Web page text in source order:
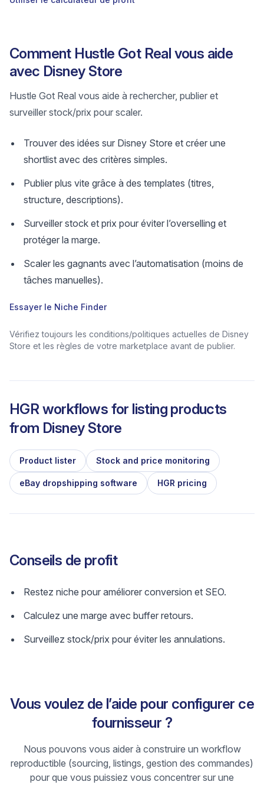
Comment Hustle Got Real vous aide
avec Disney Store
Hustle Got Real vous aide à rechercher, publier et
surveiller stock/prix pour scaler.
Trouver des idées sur Disney Store et créer une
shortlist avec des critères simples.
Publier plus vite grâce à des templates (titres,
structure, descriptions).
Surveiller stock et prix pour éviter l’overselling et
protéger la marge.
Scaler les gagnants avec l’automatisation (moins de
tâches manuelles).
Essayer le Niche Finder
Vérifiez toujours les conditions/politiques actuelles de Disney
Store et les règles de votre marketplace avant de publier.
HGR workflows for listing products
from Disney Store
Product lister Stock and price monitoring
eBay dropshipping software HGR pricing
Conseils de profit
Restez niche pour améliorer conversion et SEO.
Calculez une marge avec buffer retours.
Surveillez stock/prix pour éviter les annulations.
Vous voulez de l’aide pour configurer ce
fournisseur ?
Nous pouvons vous aider à construire un workflow
reproductible (sourcing, listings, gestion des commandes)
pour que vous puissiez vous concentrer sur une